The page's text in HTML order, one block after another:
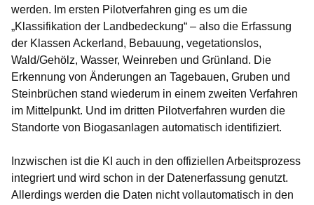
werden. Im ersten Pilotverfahren ging es um die
„Klassifikation der Landbedeckung“ – also die Erfassung
der Klassen Ackerland, Bebauung, vegetationslos,
Wald/Gehölz, Wasser, Weinreben und Grünland. Die
Erkennung von Änderungen an Tagebauen, Gruben und
Steinbrüchen stand wiederum in einem zweiten Verfahren
im Mittelpunkt. Und im dritten Pilotverfahren wurden die
Standorte von Biogasanlagen automatisch identifiziert.
Inzwischen ist die KI auch in den offiziellen Arbeitsprozess
integriert und wird schon in der Datenerfassung genutzt.
Allerdings werden die Daten nicht vollautomatisch in den